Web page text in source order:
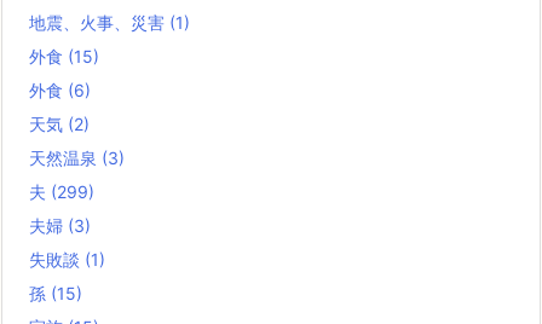
地震、火事、災害 (1)
外食 (15)
外食 (6)
天気 (2)
天然温泉 (3)
夫 (299)
夫婦 (3)
失敗談 (1)
孫 (15)